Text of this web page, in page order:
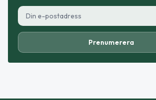
Prenumerera